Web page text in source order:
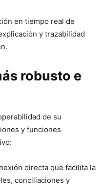
en tiempo real de
y trazabilidad
robusto e
de su
y funciones
directa que facilita la
conciliaciones y